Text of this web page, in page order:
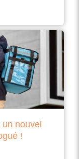
nouvel
!